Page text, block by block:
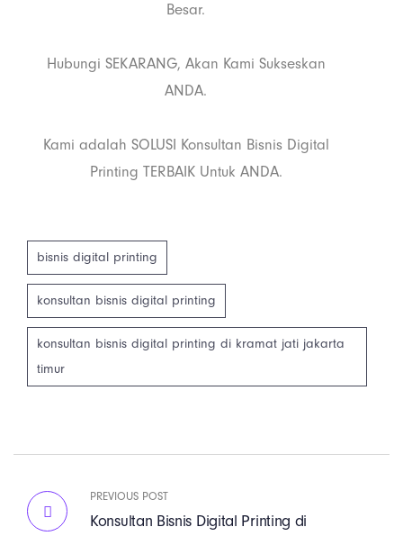
Besar.
Hubungi SEKARANG, Akan Kami Sukseskan
ANDA.
Kami adalah SOLUSI Konsultan Bisnis Digital
Printing TERBAIK Untuk ANDA.
bisnis digital printing
konsultan bisnis digital printing
konsultan bisnis digital printing di kramat jati jakarta
timur
PREVIOUS POST
Konsultan Bisnis Digital Printing di